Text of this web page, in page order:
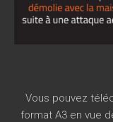
Vous pouvez
format A3 en vue